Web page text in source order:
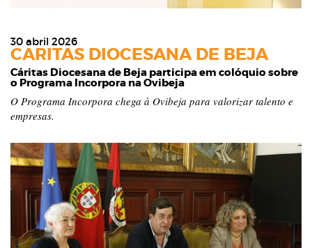
30 abril 2026
CARITAS DIOCESANA DE BEJA
Cáritas Diocesana de Beja participa em colóquio sobre
o Programa Incorpora na Ovibeja
O Programa Incorpora chega à Ovibeja para valorizar talento e
empresas.